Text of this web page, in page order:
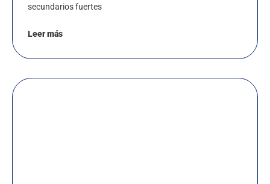
secundarios fuertes
Leer más